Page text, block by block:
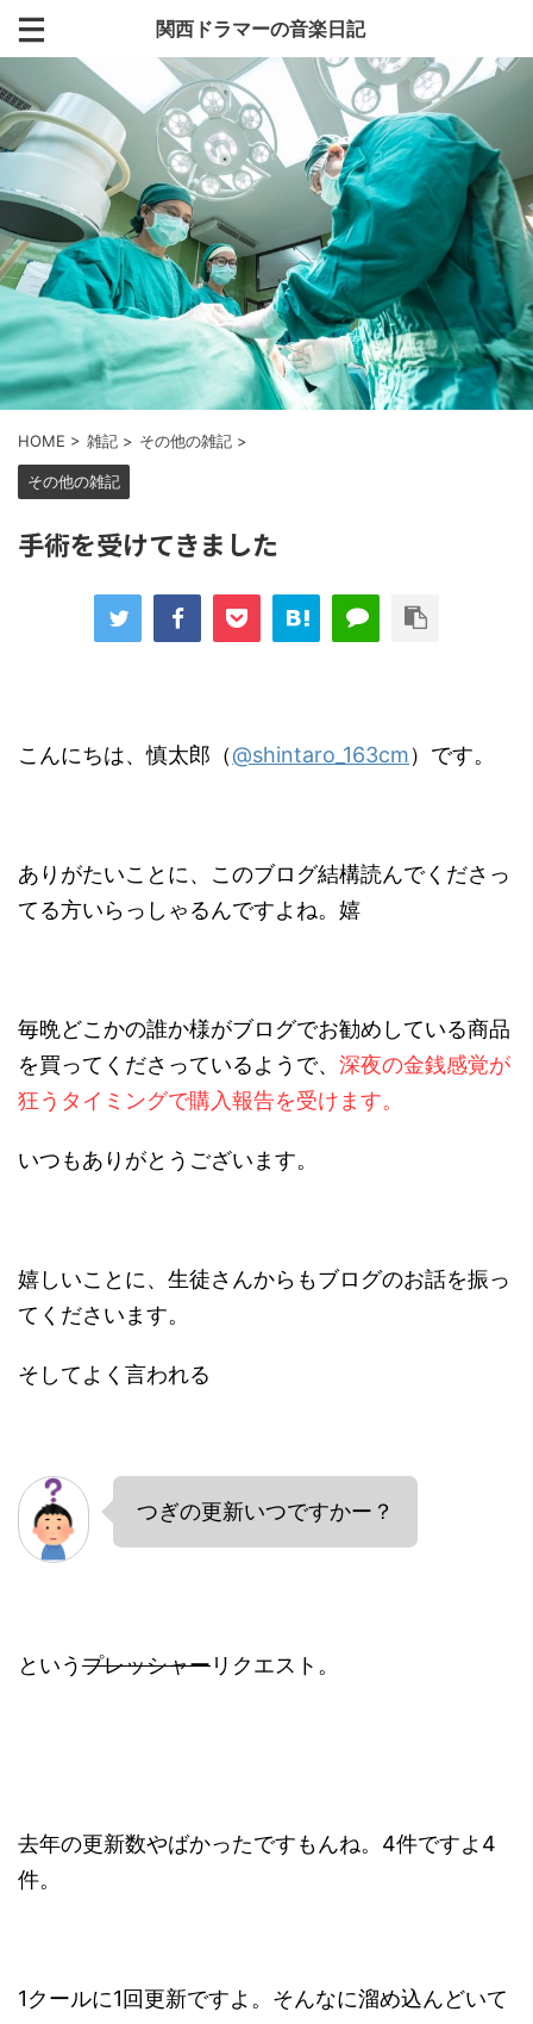
関西ドラマーの音楽日記
HOME > 雑記 > その他の雑記 >
その他の雑記
手術を受けてきました
こんにちは、慎太郎（@shintaro_163cm）です。
ありがたいことに、このブログ結構読んでくださっ
てる方いらっしゃるんですよね。嬉
毎晩どこかの誰か様がブログでお勧めしている商品
を買ってくださっているようで、 深夜の金銭感覚が
狂うタイミングで購入報告を受けます。
いつもありがとうございます。
嬉しいことに、生徒さんからもブログのお話を振っ
てくださいます。
そしてよく言われる
つぎの更新いつですかー？
というプレッシャーリクエスト。
去年の更新数やばかったですもんね。4件ですよ4
件。
1クールに1回更新ですよ。そんなに溜め込んどいて